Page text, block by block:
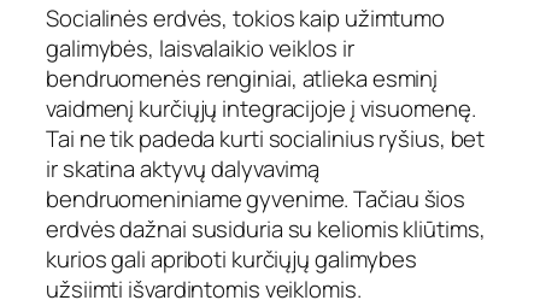
Socialinės erdvės, tokios kaip užimtumo
galimybės, laisvalaikio veiklos ir
bendruomenės renginiai, atlieka esminį
vaidmenį kurčiųjų integracijoje į visuomenę.
Tai ne tik padeda kurti socialinius ryšius, bet
ir skatina aktyvų dalyvavimą
bendruomeniniame gyvenime. Tačiau šios
erdvės dažnai susiduria su keliomis kliūtims,
kurios gali apriboti kurčiųjų galimybes
užsiimti išvardintomis veiklomis.